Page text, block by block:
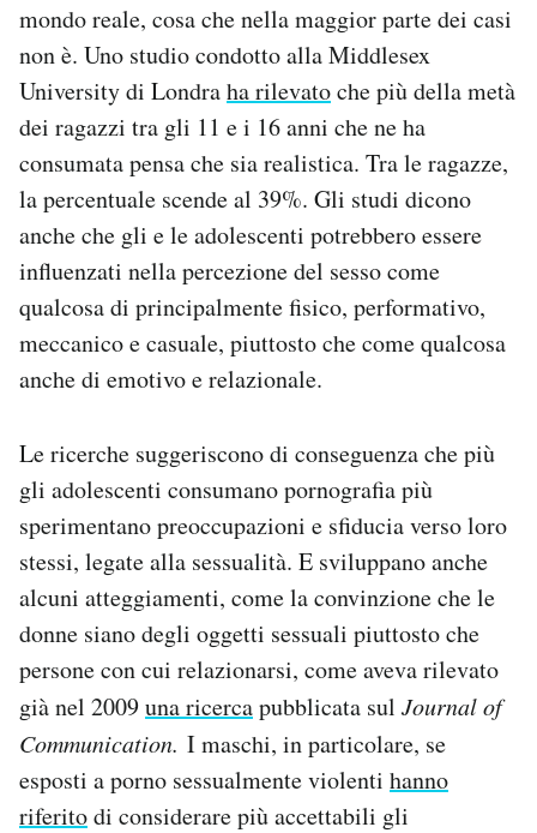
mondo reale, cosa che nella maggior parte dei casi
non è. Uno studio condotto alla Middlesex
University di Londraha rilevatoche più della metà
dei ragazzi tra gli 11 e i 16 anni che ne ha
consumata pensa che sia realistica. Tra le ragazze,
la percentuale scende al 39%. Gli studi dicono
anche che gli e le adolescenti potrebbero essere
influenzati nella percezione del sesso come
qualcosa di principalmente fisico, performativo,
meccanico e casuale, piuttosto che come qualcosa
anche di emotivo e relazionale.
Le ricerche suggeriscono di conseguenza che più
gli adolescenti consumano pornografia più
sperimentano preoccupazioni e sfiducia verso loro
stessi, legate alla sessualità. E sviluppano anche
alcuni atteggiamenti, come la convinzione che le
donne siano degli oggetti sessuali piuttosto che
persone con cui relazionarsi, come aveva rilevato
già nel 2009una ricercapubblicata sul Journal of
Communication. I maschi, in particolare, se
esposti a porno sessualmente violenti hanno
riferitodi considerare più accettabili gli